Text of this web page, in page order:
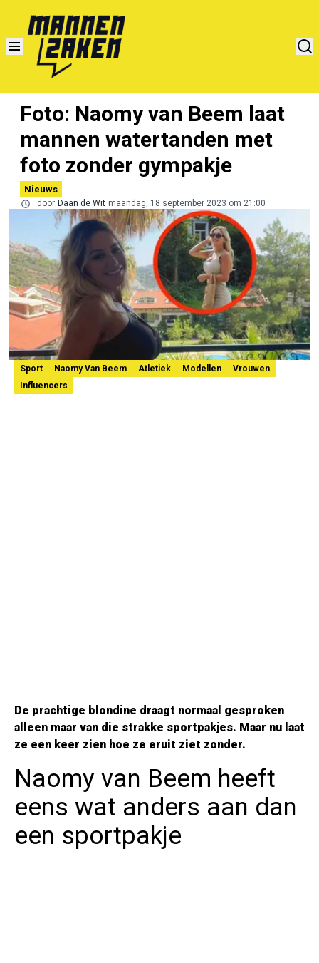
Foto: Naomy van Beem laat
mannen watertanden met
foto zonder gympakje
Nieuws
door Daan de Wit maandag, 18 september 2023 om 21:00
Sport Naomy Van Beem Atletiek Modellen
Vrouwen
Influencers
De prachtige blondine draagt normaal gesproken
alleen maar van die strakke sportpakjes. Maar nu laat
ze een keer zien hoe ze eruit ziet zonder.
Naomy van Beem heeft
eens wat anders aan dan
een sportpakje